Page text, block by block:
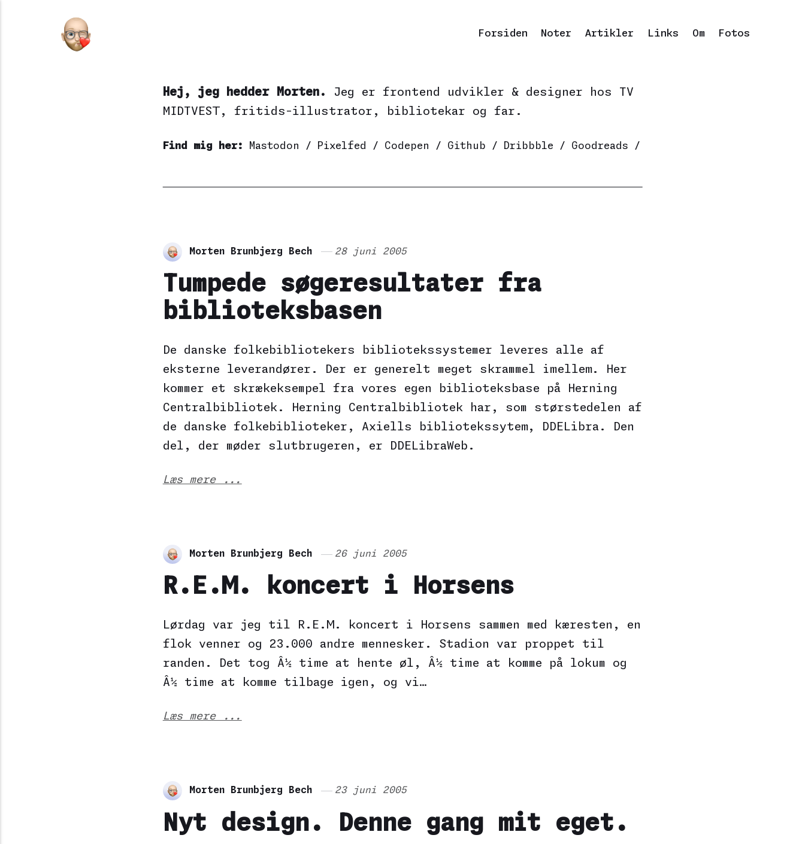
Forsiden Noter Artikler Links Om Fotos
Hej, jeg hedder Morten. Jeg er frontend udvikler & designer hos
TV
MIDTVEST
, fritids-illustrator, bibliotekar og far.
Find mig her: Mastodon / Pixelfed / Codepen / Github / Dribbble / Goodreads /
Morten Brunbjerg Bech 28 juni 2005
Tumpede søgeresultater fra
biblioteksbasen
De danske folkebibliotekers bibliotekssystemer leveres alle af
eksterne leverandører. Der er generelt meget skrammel imellem. Her
kommer et skrækeksempel fra vores egen biblioteksbase på Herning
Centralbibliotek. Herning Centralbibliotek har, som størstedelen af
de danske folkebiblioteker, Axiells bibliotekssytem, DDELibra. Den
del, der møder slutbrugeren, er DDELibraWeb.
Læs mere ...
Morten Brunbjerg Bech 26 juni 2005
R.E.M. koncert i Horsens
Lørdag var jeg til R.E.M. koncert i Horsens sammen med kæresten, en
flok venner og 23.000 andre mennesker. Stadion var proppet til
randen. Det tog Â½ time at hente øl, Â½ time at komme på lokum og
Â½ time at komme tilbage igen, og vi…
Læs mere ...
Morten Brunbjerg Bech 23 juni 2005
Nyt design. Denne gang mit eget.